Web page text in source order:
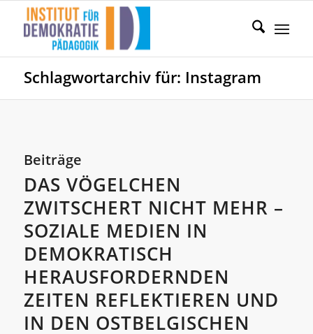
Schlagwortarchiv für: Instagram
Beiträge
DAS VÖGELCHEN
ZWITSCHERT NICHT MEHR –
SOZIALE MEDIEN IN
DEMOKRATISCH
HERAUSFORDERNDEN
ZEITEN REFLEKTIEREN UND
IN DEN OSTBELGISCHEN